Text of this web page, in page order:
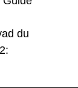
du